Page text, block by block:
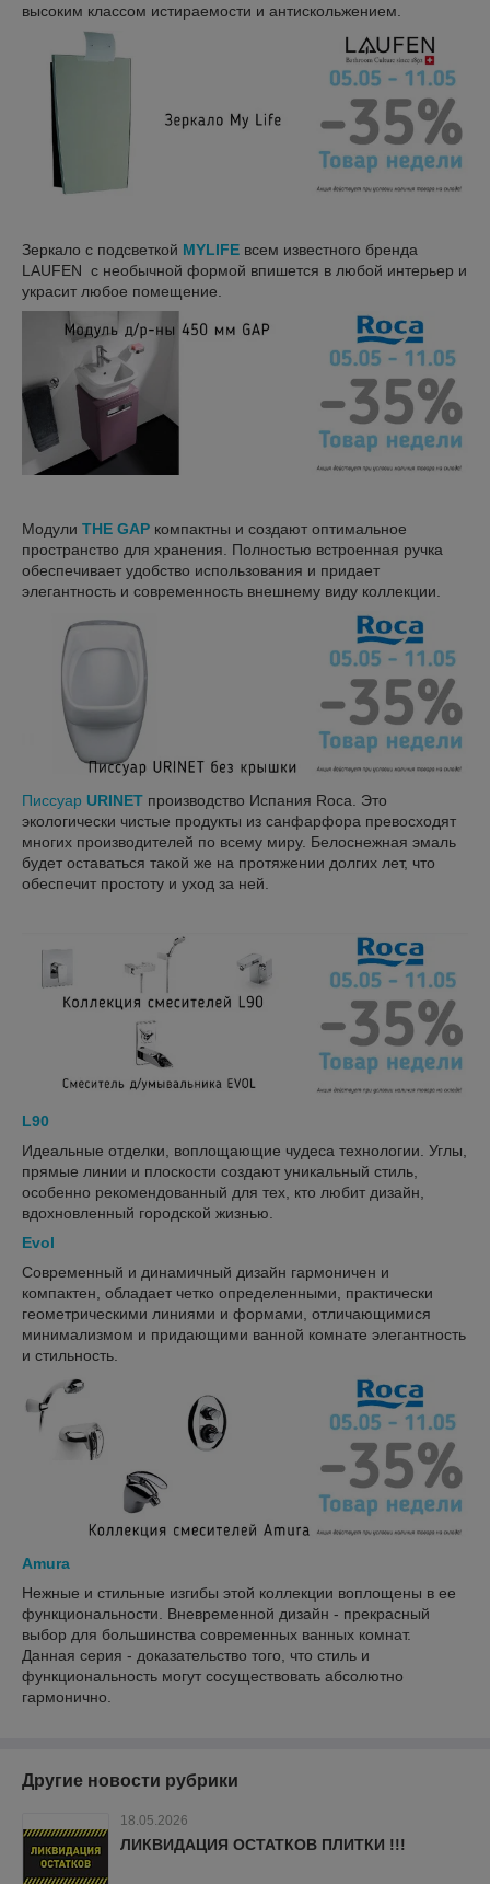
высоким классом истираемости и антискольжением.
Зеркало с подсветкой MYLIFE всем известного бренда
LAUFEN с необычной формой впишется в любой интерьер и
украсит любое помещение.
Модули THE GAP компактны и создают оптимальное
пространство для хранения. Полностью встроенная ручка
обеспечивает удобство использования и придает
элегантность и современность внешнему виду коллекции.
Писсуар URINET производство Испания Roca. Это
экологически чистые продукты из санфарфора превосходят
многих производителей по всему миру. Белоснежная эмаль
будет оставаться такой же на протяжении долгих лет, что
обеспечит простоту и уход за ней.
L90
Идеальные отделки, воплощающие чудеса технологии. Углы,
прямые линии и плоскости создают уникальный стиль,
особенно рекомендованный для тех, кто любит дизайн,
вдохновленный городской жизнью.
Evol
Современный и динамичный дизайн гармоничен и
компактен, обладает четко определенными, практически
геометрическими линиями и формами, отличающимися
минимализмом и придающими ванной комнате элегантность
и стильность.
Amura
Нежные и стильные изгибы этой коллекции воплощены в ее
функциональности. Вневременной дизайн - прекрасный
выбор для большинства современных ванных комнат.
Данная серия - доказательство того, что стиль и
функциональность могут сосуществовать абсолютно
гармонично.
Другие новости рубрики
18.05.2026
ЛИКВИДАЦИЯ ОСТАТКОВ ПЛИТКИ !!!